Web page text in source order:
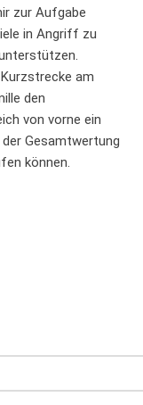
zur Aufgabe
in Angriff zu
am
den
von vorne ein
Gesamtwertung
können.